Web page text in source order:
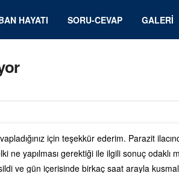
HAYATI SORU-CEVAP GALERI
için teşekkür ederim. Parazit
ne yapılması gerektiği ile ilgili sonuç
ve gün içerisinde birkaç saat arayla